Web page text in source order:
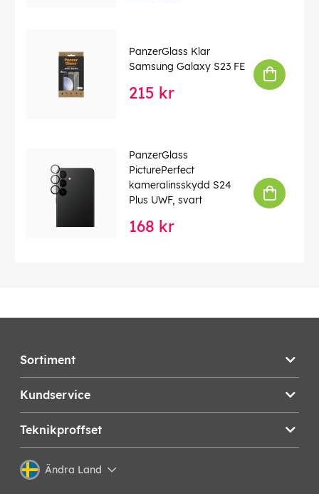
PanzerGlass Klar
Samsung Galaxy S23 FE
215 kr
PanzerGlass
PicturePerfect
kameralinsskydd S24
Plus UWF, svart
168 kr
Sortiment
Kundservice
Teknikproffset
Ändra Land